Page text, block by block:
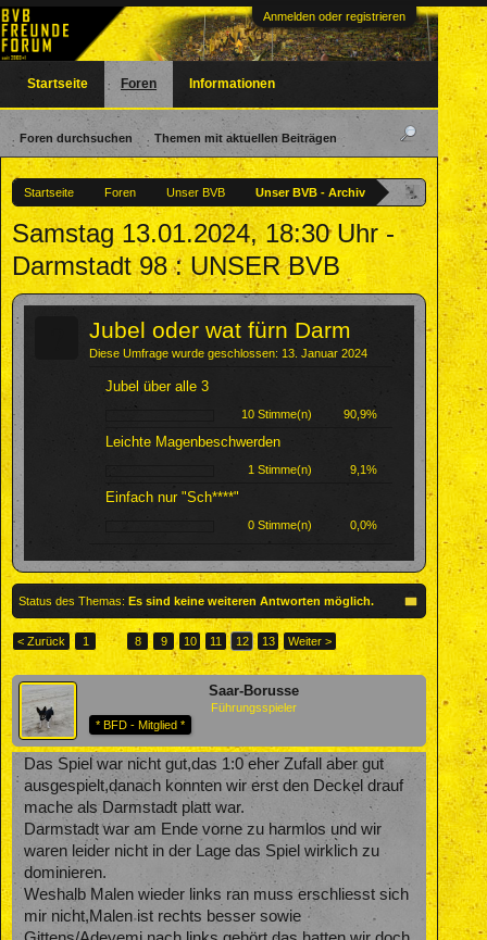
Anmelden oder registrieren
Startseite Foren Unser BVB Unser BVB - Archiv
Samstag 13.01.2024, 18:30 Uhr -
Darmstadt 98 : UNSER BVB
Jubel oder wat fürn Darm
Diese Umfrage wurde geschlossen: 13. Januar 2024
Jubel über alle 3
10 Stimme(n) 90,9%
Leichte Magenbeschwerden
1 Stimme(n) 9,1%
Einfach nur "Sch****"
0 Stimme(n) 0,0%
Status des Themas: Es sind keine weiteren Antworten möglich.
< Zurück 1 ← 8 9 10 11 12 13 Weiter >
Saar-Borusse
Führungsspieler
* BFD - Mitglied *
Das Spiel war nicht gut,das 1:0 eher Zufall aber gut
ausgespielt,danach konnten wir erst den Deckel drauf
mache als Darmstadt platt war.
Darmstadt war am Ende vorne zu harmlos und wir
waren leider nicht in der Lage das Spiel wirklich zu
dominieren.
Weshalb Malen wieder links ran muss erschliesst sich
mir nicht,Malen ist rechts besser sowie
Startseite Foren
Foren durchsuchen Themen mit aktuellen Beiträgen
Informationen